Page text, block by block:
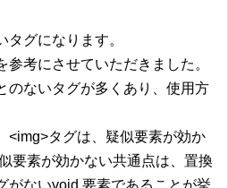
グになります。
参考にさせていただきました。
のないタグが多くあり、使用方
<img>タグは、疑似要素が効か
要素が効かない共通点は、置換
がないvoid 要素であることが挙